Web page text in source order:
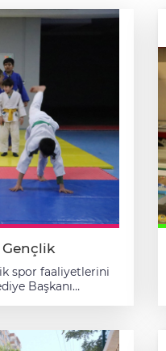
spor faaliyetlerini
Başkanı
aralıksız